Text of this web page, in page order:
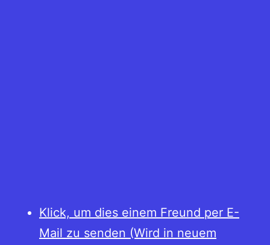
Klick, um dies einem Freund per E-
Mail zu senden (Wird in neuem